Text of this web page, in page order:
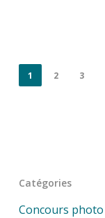
1 2 3
Catégories
Concours photo